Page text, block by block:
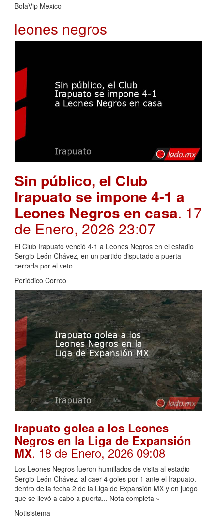
BolaVip Mexico
leones negros
Sin público, el Club
Irapuato se impone 4-1 a
Leones Negros en casa. 17
de Enero, 2026 23:07
El Club Irapuato venció 4-1 a Leones Negros en el estadio
Sergio León Chávez, en un partido disputado a puerta
cerrada por el veto
Periódico Correo
Irapuato golea a los Leones
Negros en la Liga de Expansión
MX. 18 de Enero, 2026 09:08
Los Leones Negros fueron humillados de visita al estadio
Sergio León Chávez, al caer 4 goles por 1 ante el Irapuato,
dentro de la fecha 2 de la Liga de Expansión MX y en juego
que se llevó a cabo a puerta... Nota completa »
Notisistema